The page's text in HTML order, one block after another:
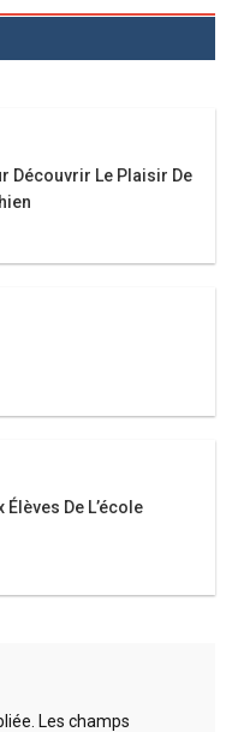
Découvrir Le Plaisir De
De L’école
Les champs